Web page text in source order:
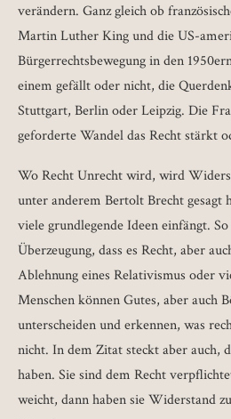
verändern. Ganz gleich ob
Martin Luther King und die US-
Bürgerrechtsbewegung in den
einem gefällt oder nicht, die
Stuttgart, Berlin oder Leipzig. Die
geforderte Wandel das Recht stärkt
Wo Recht Unrecht wird, wird
unter anderem Bertolt Brecht gesagt
viele grundlegende Ideen einfängt.
Überzeugung, dass es Recht, aber
Ablehnung eines Relativismus oder
Menschen können Gutes, aber auch
unterscheiden und erkennen, was
nicht. In dem Zitat steckt aber auch,
haben. Sie sind dem Recht
weicht, dann haben sie Widerstand